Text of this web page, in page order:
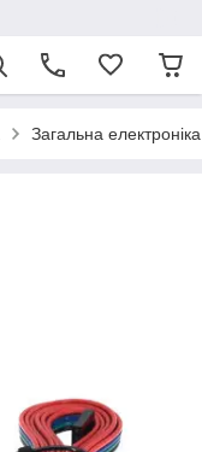
Загальна електроніка